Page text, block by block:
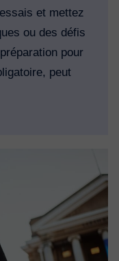
et mettez
ou des défis
pour
peut